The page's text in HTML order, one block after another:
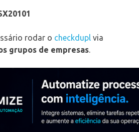
rodar o checkdupl via
grupos de empresas.